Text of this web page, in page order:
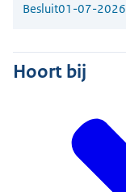
Besluit01-07-2026
Hoort bij